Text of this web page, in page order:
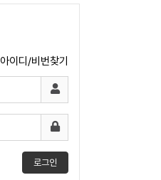
아이디/비번찾기
로그인